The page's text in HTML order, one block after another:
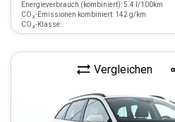
Energieverbrauch (kombiniert): 5.4 l/100km
CO₂-Emissionen kombiniert: 142 g/km
CO₂-Klasse:
Vergleichen